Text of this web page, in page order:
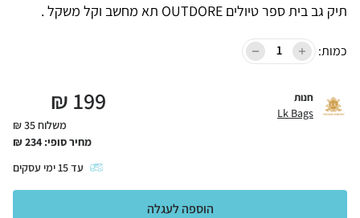
תיק גב בית ספר טיולים OUTDORE תא מחשב וקל משקל .
כמות:
חנות
Lk Bags
199
₪
משלוח 35 ₪
מחיר סופי: 234
₪
עד15 ימי עסקים
הוספה לעגלה